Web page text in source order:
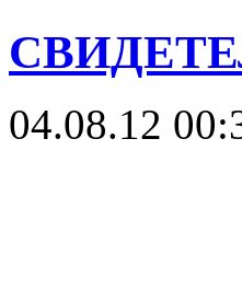
04.08.12